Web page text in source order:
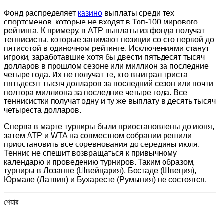
Фонд распределяет казино выплаты среди тех
спортсменов, которые не входят в Топ-100 мирового
рейтинга. К примеру, в ATP выплаты из фонда получат
теннисисты, которые занимают позиции со сто первой до
пятисотой в одиночном рейтинге. Исключениями станут
игроки, заработавшие хотя бы двести пятьдесят тысяч
долларов в прошлом сезоне или миллион за последние
четыре года. Их не получат те, кто выиграл триста
пятьдесят тысяч долларов за последний сезон или почти
полтора миллиона за последние четыре года. Все
теннисистки получат одну и ту же выплату в десять тысяч
четыреста долларов.
Сперва в марте турниры были приостановлены до июня,
затем ATP и WTA на совместном собрании решили
приостановить все соревнования до середины июля.
Теннис не спешит возвращаться к привычному
календарю и проведению турниров. Таким образом,
турниры в Лозанне (Швейцария), Бостаде (Швеция),
Юрмале (Латвия) и Бухаресте (Румыния) не состоятся.
শেয়ার